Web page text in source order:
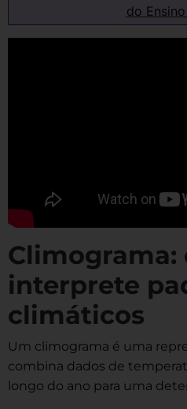
do
Climograma:
interprete
climáticos
Um climograma é uma
combina dados de
longo do ano para uma